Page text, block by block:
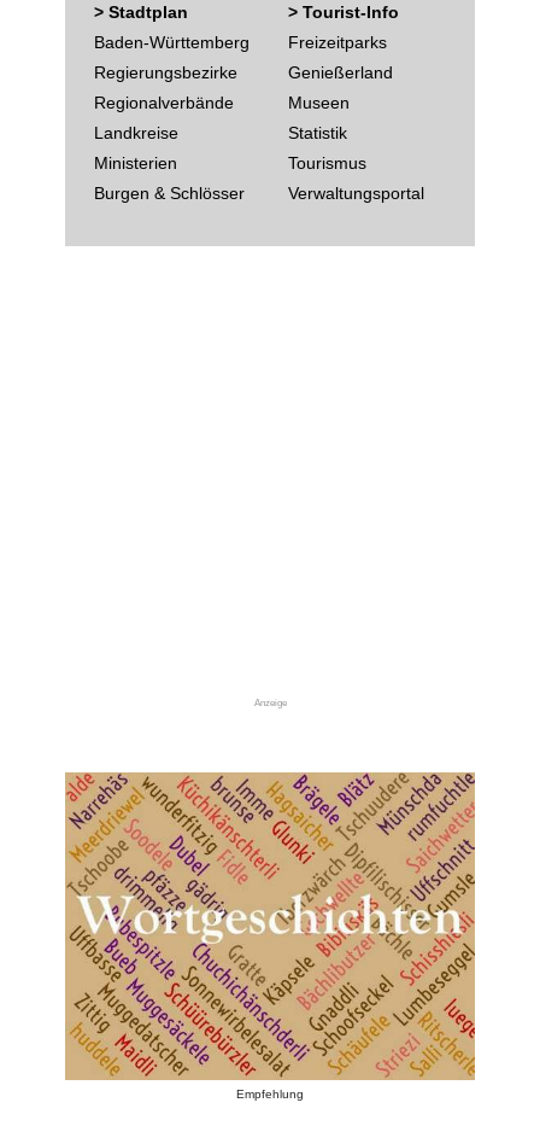
> Stadtplan
Baden-Württemberg
Regierungsbezirke
Regionalverbände
Landkreise
Ministerien
Burgen & Schlösser
> Tourist-Info
Freizeitparks
Genießerland
Museen
Statistik
Tourismus
Verwaltungsportal
Anzeige
Empfehlung